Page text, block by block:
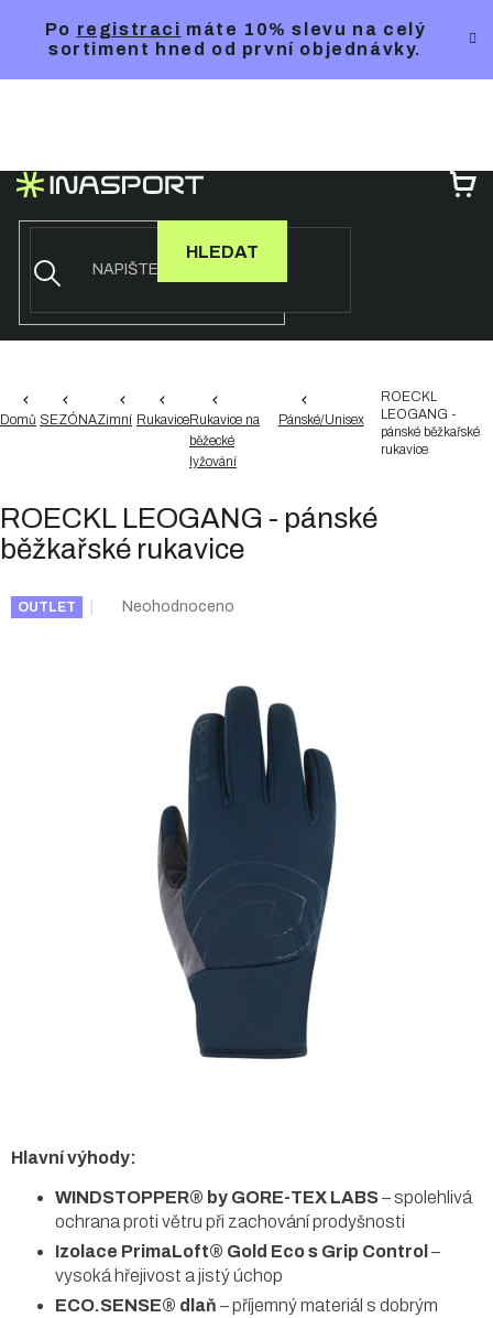
Po registraci máte 10% slevu na celý
sortiment hned od první objednávky.
HLEDAT
Domů SEZÓNAZimní RukaviceRukavice na
běžecké
lyžování
Pánské/Unisex
ROECKL
LEOGANG -
pánské běžkařské
rukavice
ROECKL LEOGANG - pánské
běžkařské rukavice
OUTLET
Průměrné
hvězdiček.
Neohodnoceno
Hlavní výhody:
WINDSTOPPER® by GORE-TEX LABS– spolehlivá
ochrana proti větru při zachování prodyšnosti
Izolace PrimaLoft® Gold Eco s Grip Control –
vysoká hřejivost a jistý úchop
ECO.SENSE® dlaň – příjemný materiál s dobrým